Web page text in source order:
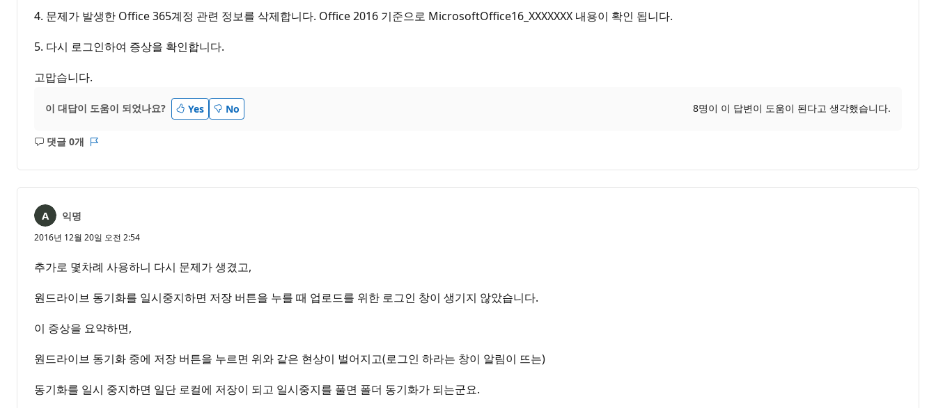
4. 문제가 발생한 Office 365계정 관련 정보를 삭제합니다. Office 2016 기준으로 MicrosoftOffice16_XXXXXXX 내용이 확인 됩니다.
5. 다시 로그인하여 증상을 확인합니다.
고맙습니다.
이 대답이 도움이 되었나요? Yes No 8명이 이 답변이 도움이 된다고 생각했습니다.
댓글 0개
설
음
익명
2016년 12월 20일 오전 2:54
추가로 몇차례 사용하니 다시 문제가 생겼고,
원드라이브 동기화를 일시중지하면 저장 버튼을 누를 때 업로드를 위한 로그인 창이 생기지 않았습니다.
이 증상을 요약하면,
원드라이브 동기화 중에 저장 버튼을 누르면 위와 같은 현상이 벌어지고(로그인 하라는 창이 알림이 뜨는)
동기화를 일시 중지하면 일단 로컬에 저장이 되고 일시중지를 풀면 폴더 동기화가 되는군요.